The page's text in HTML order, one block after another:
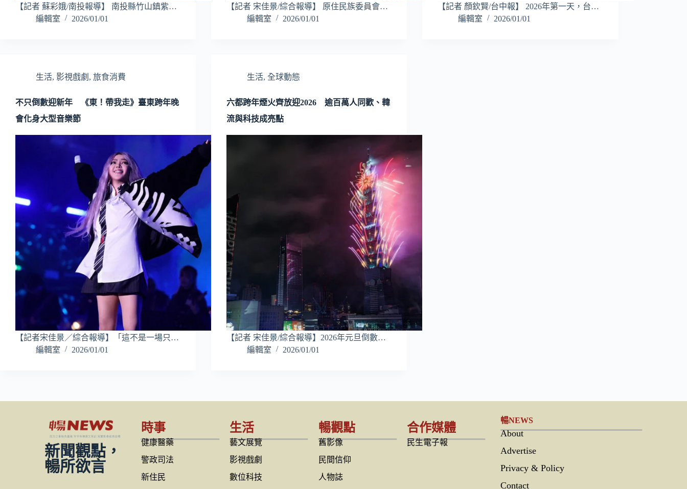
【記者 蘇彩娥/南投報導】 南投縣竹山鎮紫…
編輯室
2026/01/01
【記者 宋佳景/綜合報導】 原住民族委員會…
編輯室
2026/01/01
【記者 顏欽賢/台中報】 2026年第一天，台…
編輯室
2026/01/01
生活, 影視戲劇 , 旅食消費
不只倒數迎新年 《東！帶我走》臺東跨年晚
會化身大型音樂節
【記者宋佳景／綜合報導】「這不是一場只…
編輯室
2026/01/01
生活,全球動態
六都跨年煙火齊放迎2026 逾百萬人同歡、韓
流與科技成亮點
【記者 宋佳景/綜合報導】2026年元旦倒數…
編輯室
2026/01/01
新聞觀點，
暢所欲言
時事
健康醫藥
警政司法
新住民
生活
藝文展覽
影視戲劇
數位科技
暢觀點
舊影像
民間信仰
人物誌
合作媒體
民生電子報
暢NEWS
About
Advertise
Privacy & Policy
Contact